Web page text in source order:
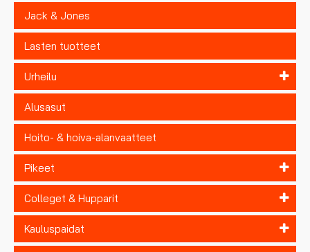
Jack & Jones
Lasten tuotteet
Urheilu
Alusasut
Hoito- & hoiva-alanvaatteet
Pikeet
Colleget & Hupparit
Kauluspaidat